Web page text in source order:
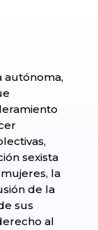
autónoma,
sexista
la
de la
sus
al